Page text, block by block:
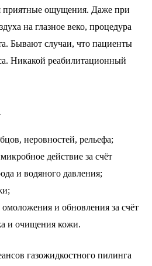
приятные ощущения. Даже при
на глазное веко, процедура
Бывают случаи, что пациенты
Никакой реабилитационный
неровностей, рельефа;
действие за счёт
и водяного давления;
омоложения и обновления за счёт
и очищения кожи.
газожидкостного пилинга